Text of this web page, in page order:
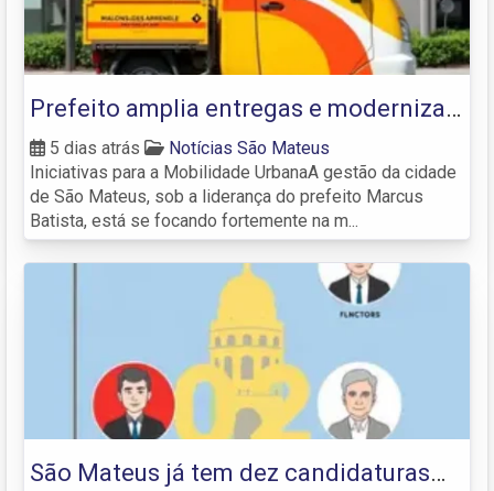
Prefeito amplia entregas e moderniza
São Mateus para atender às demandas
da população
5 dias atrás
Notícias São Mateus
Iniciativas para a Mobilidade UrbanaA gestão da cidade
de São Mateus, sob a liderança do prefeito Marcus
Batista, está se focando fortemente na m...
São Mateus já tem dez candidaturas